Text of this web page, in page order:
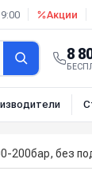
Акции
8
200бар, без